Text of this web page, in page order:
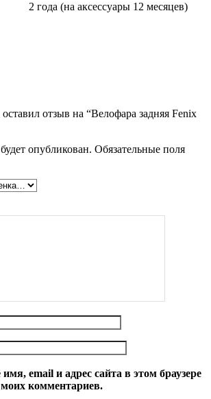
2 года (на аксессуары 12 месяцев)
отзыв на “Велофара задняя Fenix
опубликован. Обязательные поля
email и адрес сайта в этом браузере
комментариев.